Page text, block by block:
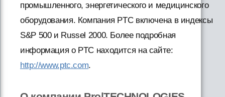
промышленного, энергетического и медицинского
оборудования. Компания PTC включена в индексы
S&P 500 и Russel 2000. Более подробная
информация о PTC находится на сайте:
http://www.ptc.com.